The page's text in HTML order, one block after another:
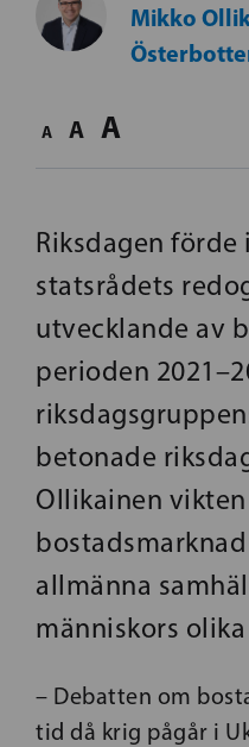
Mikko
A A A
Riksdagen
statsrådets
utvecklande av
perioden
betonade
Ollikainen vikten
allmänna
människors
– Debatten om
tid då krig pågår i